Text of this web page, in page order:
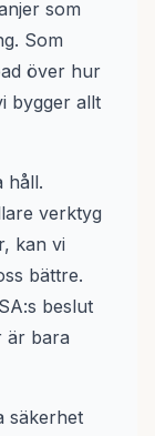
som
Som
över hur
bygger allt
håll.
verktyg
kan vi
bättre.
beslut
är bara
säkerhet